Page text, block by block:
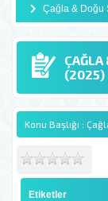
Çağla & Doğu
(2025)
Konu Başlığı :
Etiketler